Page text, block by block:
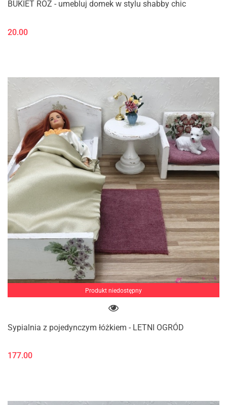
BUKIET RÓŻ - umebluj domek w stylu shabby chic
20.00
Produkt niedostępny
Sypialnia z pojedynczym łóżkiem - LETNI OGRÓD
177.00